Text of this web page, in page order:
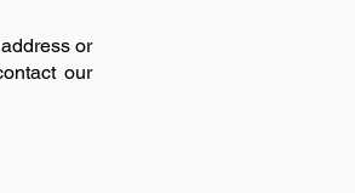
or
our